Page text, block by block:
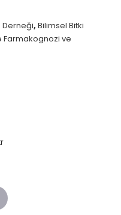
Derneği, Bilimsel Bitki
Farmakognozi ve